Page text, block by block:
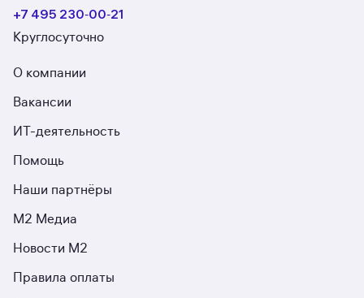
+7 495 230‑00‑21
Круглосуточно
О компании
Вакансии
ИТ-деятельность
Помощь
Наши партнёры
М2 Медиа
Новости М2
Правила оплаты